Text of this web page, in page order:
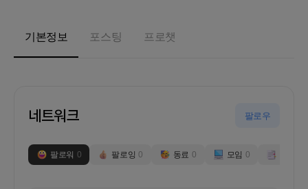
기본정보 포스팅 프로챗
네트워크 팔로우
팔로워 0 팔로잉 0 동료 0 모임 0